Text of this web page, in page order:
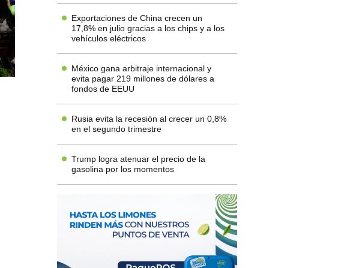
Exportaciones de China crecen un
17,8% en julio gracias a los chips y a los
vehículos eléctricos
México gana arbitraje internacional y
evita pagar 219 millones de dólares a
fondos de EEUU
Rusia evita la recesión al crecer un 0,8%
en el segundo trimestre
Trump logra atenuar el precio de la
gasolina por los momentos